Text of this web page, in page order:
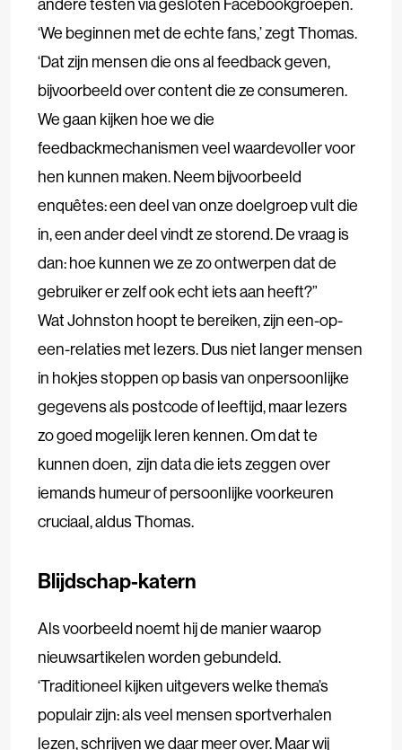
‘We beginnen met de echte fans,’ zegt Thomas.
‘Dat zijn mensen die ons al feedback geven,
bijvoorbeeld over content die ze consumeren.
We gaan kijken hoe we die
feedbackmechanismen veel waardevoller voor
hen kunnen maken. Neem bijvoorbeeld
enquêtes: een deel van onze doelgroep vult die
in, een ander deel vindt ze storend. De vraag is
dan: hoe kunnen we ze zo ontwerpen dat de
gebruiker er zelf ook echt iets aan heeft?”
Wat Johnston hoopt te bereiken, zijn een-op-
een-relaties met lezers. Dus niet langer mensen
in hokjes stoppen op basis van onpersoonlijke
gegevens als postcode of leeftijd, maar lezers
zo goed mogelijk leren kennen. Om dat te
kunnen doen, zijn data die iets zeggen over
iemands humeur of persoonlijke voorkeuren
cruciaal, aldus Thomas.
Blijdschap-katern
Als voorbeeld noemt hij de manier waarop
nieuwsartikelen worden gebundeld.
‘Traditioneel kijken uitgevers welke thema’s
populair zijn: als veel mensen sportverhalen
lezen, schrijven we daar meer over. Maar wij